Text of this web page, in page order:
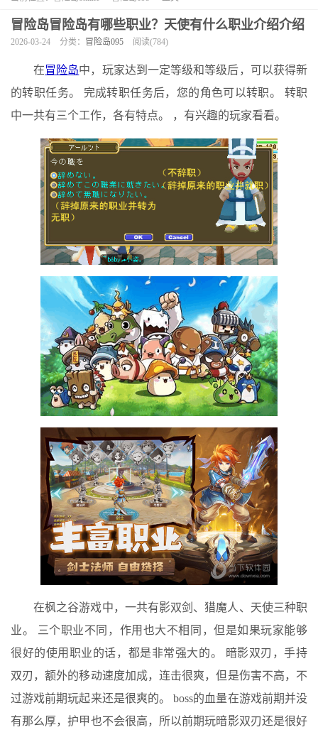
冒险岛冒险岛有哪些职业？天使有什么职业介绍介绍
2026-03-24 分类： 冒险岛095 阅读(784)
在冒险岛中，玩家达到一定等级和等级后，可以获得新
的转职任务。 完成转职任务后，您的角色可以转职。 转职
中一共有三个工作，各有特点。 ，有兴趣的玩家看看。
在枫之谷游戏中，一共有影双剑、猎魔人、天使三种职
业。 三个职业不同，作用也大不相同，但是如果玩家能够
很好的使用职业的话，都是非常强大的。 暗影双刃，手持
双刃，额外的移动速度加成，连击很爽，但是伤害不高，不
过游戏前期玩起来还是很爽的。 boss的血量在游戏前期并没
有那么厚，护甲也不会很高，所以前期玩暗影双刃还是很好